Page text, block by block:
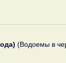
(Водоемы в